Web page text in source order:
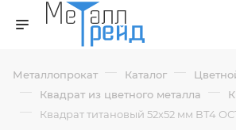
Металлопрокат — Каталог —
— Квадрат из цветного металла —
— Квадрат титановый 52х52 мм ВТ4